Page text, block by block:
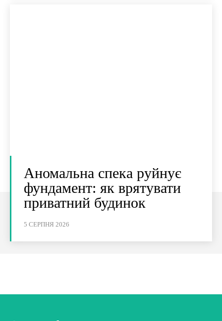
Аномальна спека руйнує
фундамент: як врятувати
приватний будинок
5 СЕРПНЯ 2026